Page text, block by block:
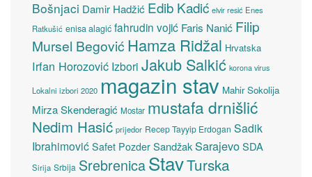
Bošnjaci Damir Hadžić Edib Kadić elvir resić Enes
Ratkušić enisa alagić fahrudin vojić Faris Nanić Filip
Mursel Begović Hamza Ridžal Hrvatska
Irfan Horozović Izbori Jakub Salkić korona virus
Lokalni izbori 2020 magazin stav Mahir Sokolija
Mirza Skenderagić Mostar mustafa drnišlić
Nedim Hasić prijedor Recep Tayyip Erdogan Sadik
Ibrahimović Safet Pozder SandžakSarajevoSDA
Sirija Srbija SrebrenicaStavTurska